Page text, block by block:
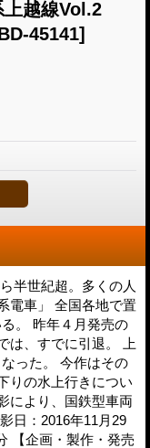
越線Vol.2
45141]
半世紀超。多くの人
電車」 全国各地で置
。 昨年４月発売の
は、すでに引退。 上
った。 今作はその
りの水上行きについ
により、国鉄型車両
日：2016年11月29
【企画・製作・発売